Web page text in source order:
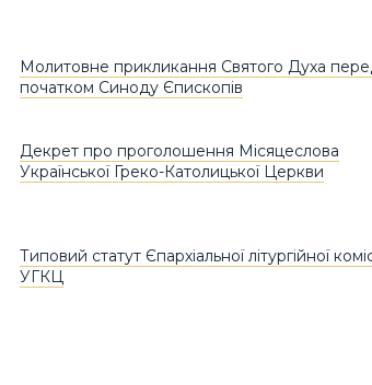
Молитовне прикликання Святого Духа
початком Синоду Єпископів
Декрет про проголошення Місяцеслова
Української Греко-Католицької Церкви
Типовий статут Єпархіальної літургійної
УГКЦ